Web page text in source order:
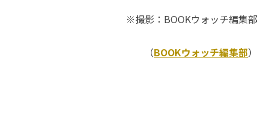
※撮影：BOOKウォッチ編集部
（BOOKウォッチ編集部）